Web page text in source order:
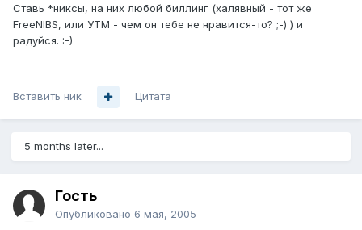
Ставь *никсы, на них любой биллинг (халявный - тот же
FreeNIBS, или УТМ - чем он тебе не нравится-то? ;-) ) и
радуйся. :-)
Вставить ник Цитата
5 months later...
Гость
Опубликовано 6 мая, 2005